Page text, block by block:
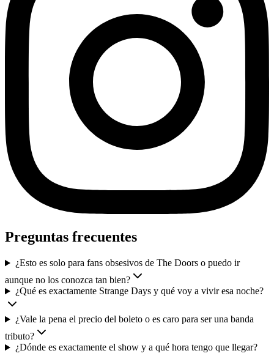
Preguntas frecuentes
¿Esto es solo para fans obsesivos de The Doors o puedo ir
aunque no los conozca tan bien?
¿Qué es exactamente Strange Days y qué voy a vivir esa noche?
¿Vale la pena el precio del boleto o es caro para ser una banda
tributo?
¿Dónde es exactamente el show y a qué hora tengo que llegar?